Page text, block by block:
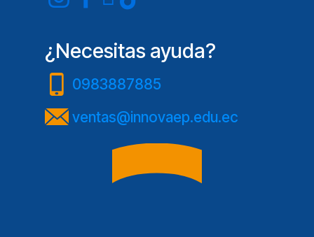
¿Necesitas ayuda?
0983887885
ventas@innovaep.edu.ec